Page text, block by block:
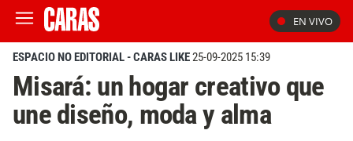
EN VIVO
ESPACIO NO EDITORIAL - CARAS LIKE25-09-2025 15:39
Misará: un hogar creativo que
une diseño, moda y alma